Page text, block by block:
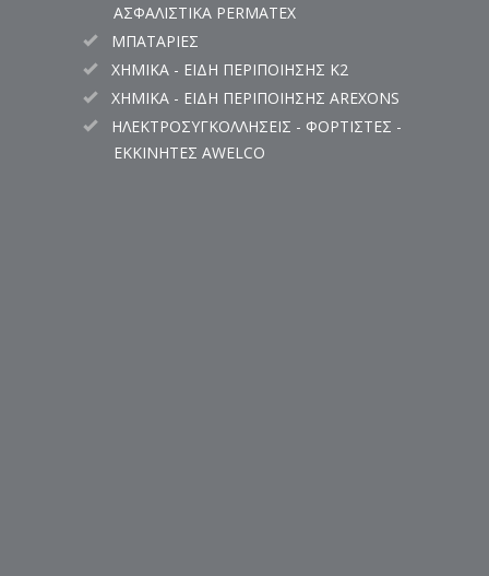
ΑΣΦΑΛΙΣΤΙΚΑ PERMATEX
ΜΠΑΤΑΡΙΕΣ
ΧΗΜΙΚΑ - ΕΙΔΗ ΠΕΡΙΠΟΙΗΣΗΣ K2
ΧΗΜΙΚΑ - ΕΙΔΗ ΠΕΡΙΠΟΙΗΣΗΣ AREXONS
ΗΛΕΚΤΡΟΣΥΓΚΟΛΛΗΣΕΙΣ - ΦΟΡΤΙΣΤΕΣ -
ΕΚΚΙΝΗΤΕΣ AWELCO